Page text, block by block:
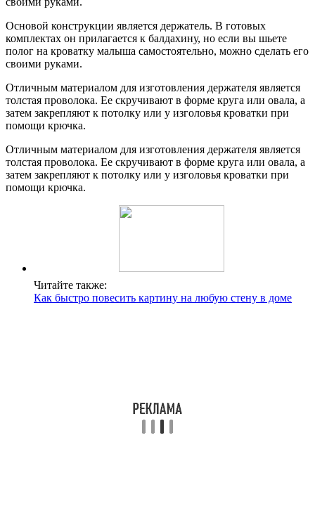
Основой конструкции является держатель. В готовых
комплектах он прилагается к балдахину, но если вы шьете
полог на кроватку малыша самостоятельно, можно сделать его
своими руками.
Отличным материалом для изготовления держателя является
толстая проволока. Ее скручивают в форме круга или овала, а
затем закрепляют к потолку или у изголовья кроватки при
помощи крючка.
Отличным материалом для изготовления держателя является
толстая проволока. Ее скручивают в форме круга или овала, а
затем закрепляют к потолку или у изголовья кроватки при
помощи крючка.
Читайте также:
Как быстро повесить картину на любую стену в доме